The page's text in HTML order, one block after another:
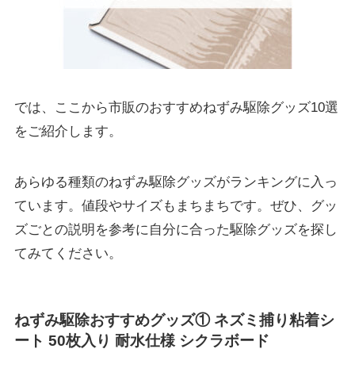
では、ここから市販のおすすめねずみ駆除グッズ10選
をご紹介します。
あらゆる種類のねずみ駆除グッズがランキングに入っ
ています。値段やサイズもまちまちです。ぜひ、グッ
ズごとの説明を参考に自分に合った駆除グッズを探し
てみてください。
ねずみ駆除おすすめグッズ① ネズミ捕り粘着シ
ート 50枚入り 耐水仕様 シクラボード